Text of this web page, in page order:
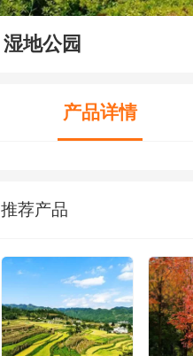
湿地公园
产品详情
推荐产品